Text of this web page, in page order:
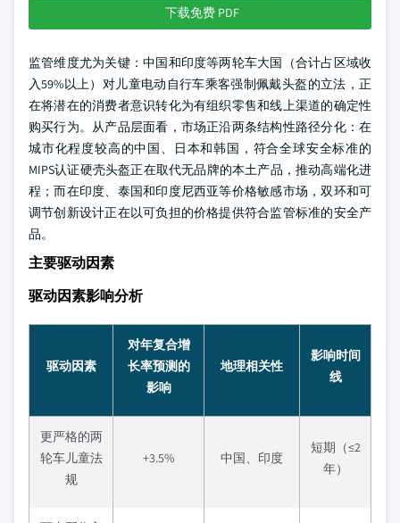
下载免费 PDF
监管维度尤为关键：中国和印度等两轮车大国（合计占区域收
入59%以上）对儿童电动自行车乘客强制佩戴头盔的立法，正
在将潜在的消费者意识转化为有组织零售和线上渠道的确定性
购买行为。从产品层面看，市场正沿两条结构性路径分化：在
城市化程度较高的中国、日本和韩国，符合全球安全标准的
MIPS认证硬壳头盔正在取代无品牌的本土产品，推动高端化进
程；而在印度、泰国和印度尼西亚等价格敏感市场，双环和可
调节创新设计正在以可负担的价格提供符合监管标准的安全产
品。
主要驱动因素
驱动因素影响分析
驱动因素
对年复合增
长率预测的
影响
地理相关性
影响时间
线
更严格的两
轮车儿童法
规
+3.5% 中国、印度
短期（≤2
年）